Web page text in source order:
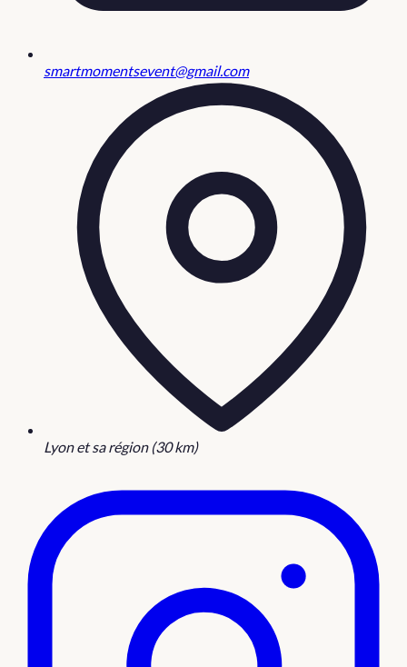
smartmomentsevent@gmail.com
Lyon et sa région (30 km)